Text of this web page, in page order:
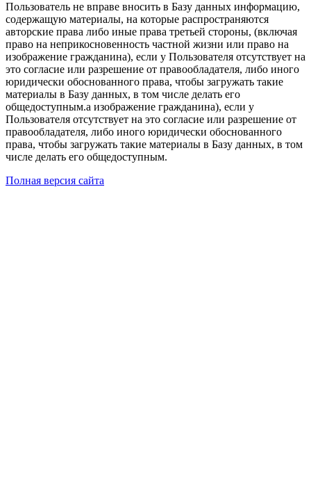
Пользователь не вправе вносить в Базу данных информацию,
содержащую материалы, на которые распространяются
авторские права либо иные права третьей стороны, (включая
право на неприкосновенность частной жизни или право на
изображение гражданина), если у Пользователя отсутствует на
это согласие или разрешение от правообладателя, либо иного
юридически обоснованного права, чтобы загружать такие
материалы в Базу данных, в том числе делать его
общедоступным.а изображение гражданина), если у
Пользователя отсутствует на это согласие или разрешение от
правообладателя, либо иного юридически обоснованного
права, чтобы загружать такие материалы в Базу данных, в том
числе делать его общедоступным.
Полная версия сайта